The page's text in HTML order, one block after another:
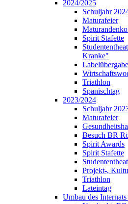
2024/2025
Schuljahr
Maturafeier
Spirit Stafette
Kranke"
Labelübergabe
Triathlon
Spanischtag
2023/2024
Schuljahr
Maturafeier
Besuch BR
Spirit Awards
Spirit Stafette
Projekt-,
Triathlon
Lateintag
Umbau des